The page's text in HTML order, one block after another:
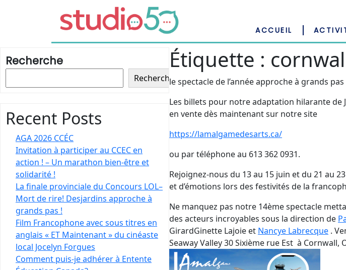
ACCUEIL
Recherche
Recherche
Recent Posts
AGA 2026 CCÉC
Invitation à participer au CCEC en
action ! – Un marathon bien-être et
solidarité !
La finale provinciale du Concours LOL–
Mort de rire! Desjardins approche à
grands pas !
Film Francophone avec sous titres en
anglais « ET Maintenant » du cinéaste
local Jocelyn Forgues
Comment puis-je adhérer à Entente
Étiquette :
le spectacle de l’année approche à grands pas
Les billets pour notre adaptation hilarante de
en vente dès maintenant sur notre site
https://lamalgamedesarts.ca/
ou par téléphone au 613 362 0931.
Rejoignez-nous du 13 au 15 juin et du 21 au
et d’émotions lors des festivités de la
Ne manquez pas notre 14ème spectacle
des acteurs incroyables sous la direction de
GirardGinette Lajoie et Nancye Labrecque .
Seaway Valley 30 Sixième rue Est à Cornwall,